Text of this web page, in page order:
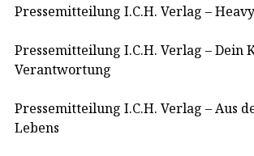
Pressemitteilung I.C.H. Verlag –
Pressemitteilung I.C.H. Verlag – Dein
Verantwortung
Pressemitteilung I.C.H. Verlag – Aus
Lebens